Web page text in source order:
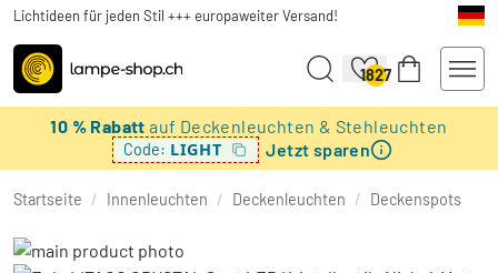
Lichtideen für jeden Stil +++ europaweiter Versand!
1827
10 % Rabattauf Deckenleuchten & Stehleuchten
Code: LIGHT Jetzt sparen
Startseite / Innenleuchten / Deckenleuchten / Deckenspots